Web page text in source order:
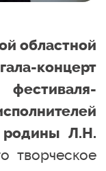
областной
концерт
родины Л.Н.
творческое